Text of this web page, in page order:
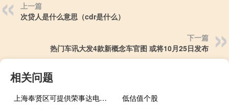
上一篇
次贷人是什么意思（cdr是什么）
下一篇
热门车讯大发4款新概念车官图 或将10月25日发布
相关问题
上海奉贤区可提供荣事达电饭煲维修服务地址在哪
低估值个股